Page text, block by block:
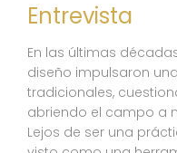
Entrevista
En las últimas
diseño impulsaron
tradicionales,
abriendo el campo a
Lejos de ser una